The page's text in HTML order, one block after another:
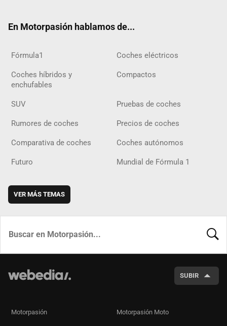
En Motorpasión hablamos de...
Fórmula1 Coches eléctricos
Coches híbridos y
enchufables
Compactos
SUV Pruebas de coches
Rumores de coches Precios de coches
Comparativa de coches Coches autónomos
Futuro Mundial de Fórmula 1
VER MÁS TEMAS
SUBIR
Motorpasión Motorpasión Moto